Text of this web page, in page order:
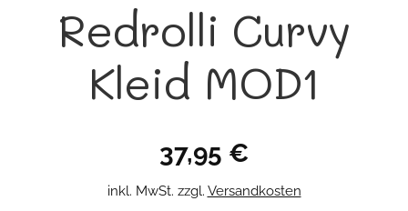
Redrolli Curvy
Kleid MOD1
37,95 €
inkl. MwSt. zzgl. Versandkosten